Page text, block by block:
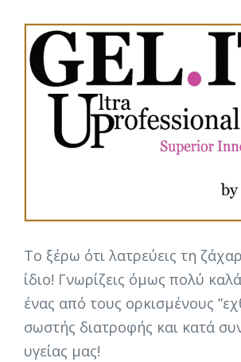
Το ξέρω ότι λατρεύεις τη
ίδιο! Γνωρίζεις όμως πολύ καλά
ένας από τους ορκισμένους
σωστής διατροφής και κατά
υγείας μας!